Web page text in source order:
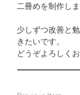
二冊めを制作しま
少しずつ改善と
きたいです。
どうぞよろしく